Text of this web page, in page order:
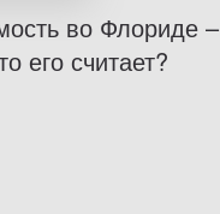
во Флориде –
его считает?